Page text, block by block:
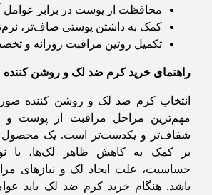
محافظت از پوست در برابر
کمک به داشتن پوستی صاف‌تر،
تکمیل روتین مراقبت روزانه و
راهنمای خرید کرم ضد لک و روشن
انتخاب کرم ضد لک و روشن کننده
مهم‌ترین مراحل مراقبت از پوست و
شفاف‌تر و یکدست‌تر است. یک محصول
بر کمک به کاهش ظاهر لک‌ها، با
حساسیت، علت ایجاد لک و نیازهای
باشد. هنگام خرید کرم ضد لک باید